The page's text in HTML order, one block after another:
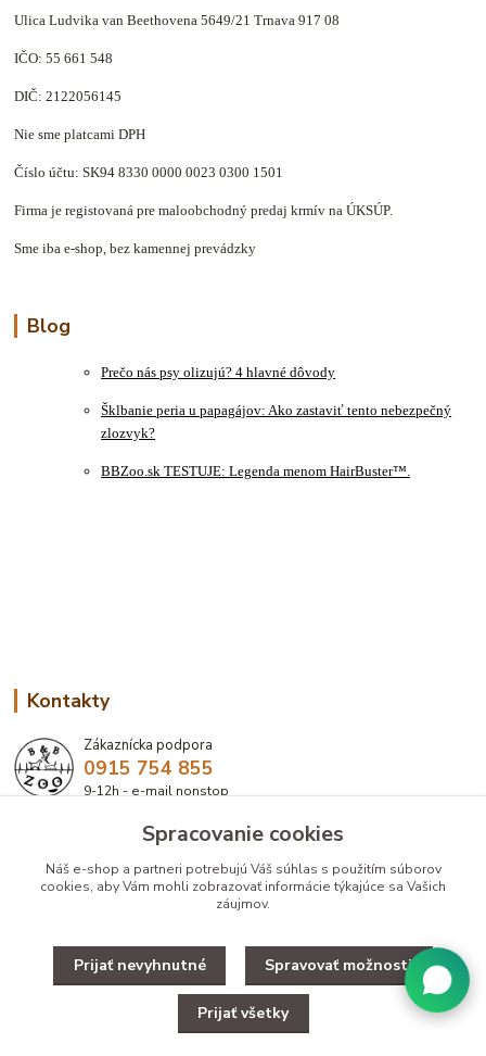
Ulica Ludvika van Beethovena 5649/21 Trnava 917 08
IČO: 55 661 548
DIČ: 2122056145
Nie sme platcami DPH
Číslo účtu: SK94 8330 0000 0023 0300 1501
Firma je registovaná pre maloobchodný predaj krmív na ÚKSÚP.
Sme iba e-shop, bez kamennej prevádzky
Blog
Prečo nás psy olizujú? 4 hlavné dôvody
Šklbanie peria u papagájov: Ako zastaviť tento nebezpečný
zlozvyk?
BBZoo.sk TESTUJE: Legenda menom HairBuster™.
Kontakty
Zákaznícka podpora
0915 754 855
9-12h - e-mail nonstop
eshop@bbzoo.sk
Upravit zber cookies.
Spracovanie cookies
Náš e-shop a partneri potrebujú Váš súhlas s použitím súborov
cookies, aby Vám mohli zobrazovať informácie týkajúce sa Vašich
záujmov.
Prijať nevyhnutné Spravovať možnosti
Prijať všetky